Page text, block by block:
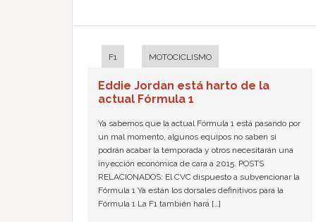
F1 MOTOCICLISMO
Eddie Jordan está harto de la
actual Fórmula 1
Ya sabemos que la actual Fórmula 1 está pasando por
un mal momento, algunos equipos no saben si
podrán acabar la temporada y otros necesitarán una
inyección económica de cara a 2015. POSTS
RELACIONADOS: El CVC dispuesto a subvencionar la
Fórmula 1 Ya están los dorsales definitivos para la
Fórmula 1 La F1 también hará […]